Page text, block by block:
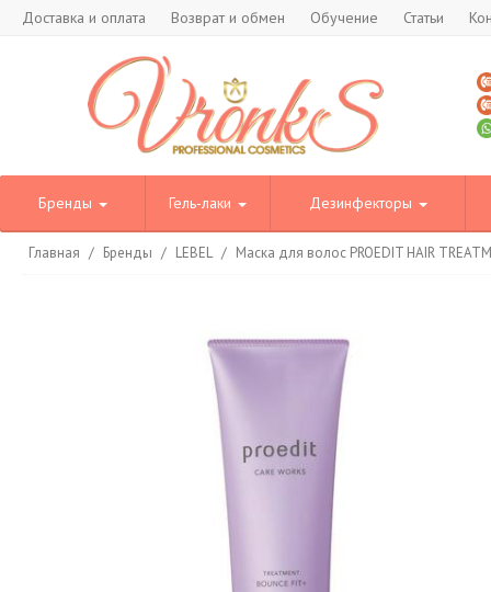
Доставка и оплата Возврат и обмен Обучение Статьи
Бренды Гель-лаки Дезинфекторы
Главная / Бренды / LEBEL / Маска для волос PROEDIT HAIR